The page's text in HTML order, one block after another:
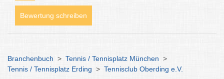
Bewertung schreiben
Branchenbuch > Tennis / Tennisplatz München >
Tennis / Tennisplatz Erding > Tennisclub Oberding e.V.